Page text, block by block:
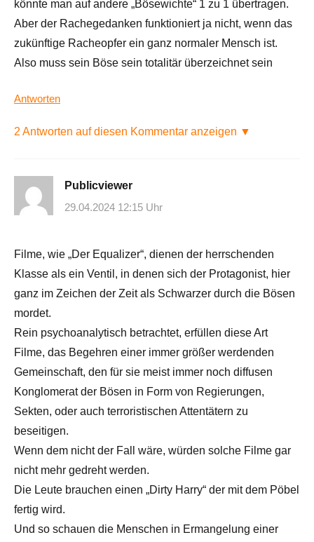
könnte man auf andere „Bösewichte“ 1 zu 1 übertragen.
Aber der Rachegedanken funktioniert ja nicht, wenn das
zukünftige Racheopfer ein ganz normaler Mensch ist.
Also muss sein Böse sein totalitär überzeichnet sein
Antworten
2 Antworten auf diesen Kommentar anzeigen ▼
Publicviewer
29.04.2024 12:15 Uhr
Filme, wie „Der Equalizer“, dienen der herrschenden
Klasse als ein Ventil, in denen sich der Protagonist, hier
ganz im Zeichen der Zeit als Schwarzer durch die Bösen
mordet.
Rein psychoanalytisch betrachtet, erfüllen diese Art
Filme, das Begehren einer immer größer werdenden
Gemeinschaft, den für sie meist immer noch diffusen
Konglomerat der Bösen in Form von Regierungen,
Sekten, oder auch terroristischen Attentätern zu
beseitigen.
Wenn dem nicht der Fall wäre, würden solche Filme gar
nicht mehr gedreht werden.
Die Leute brauchen einen „Dirty Harry“ der mit dem Pöbel
fertig wird.
Und so schauen die Menschen in Ermangelung einer